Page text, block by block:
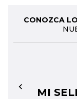
CONOZCA
MI
←